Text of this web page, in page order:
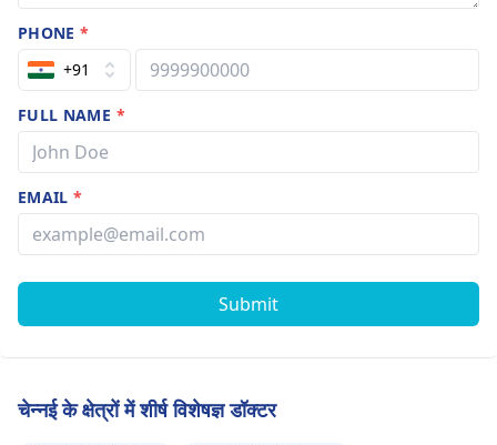
PHONE*
+91
FULL NAME *
EMAIL*
Submit
चेन्नई के क्षेत्रों में शीर्ष विशेषज्ञ डॉक्टर